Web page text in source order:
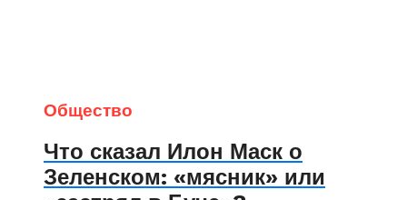
Общество
Что сказал Илон Маск о
Зеленском: «мясник» или